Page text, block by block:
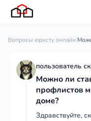
Вопросы юристу онлайн·
пользователь
Можно ли
профлистов
доме?
Здравствуйте,